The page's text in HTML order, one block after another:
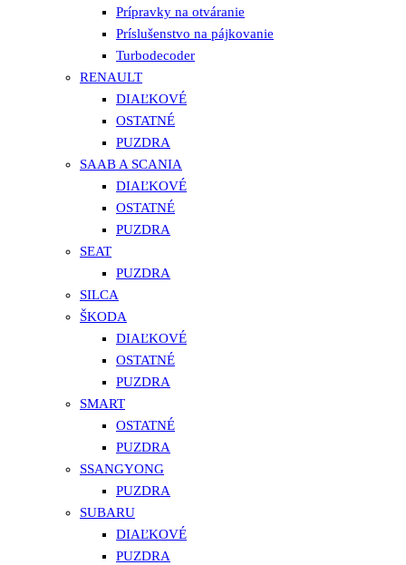
Prípravky na otváranie
Príslušenstvo na pájkovanie
Turbodecoder
RENAULT
DIAĽKOVÉ
OSTATNÉ
PUZDRA
SAAB A SCANIA
DIAĽKOVÉ
OSTATNÉ
PUZDRA
SEAT
PUZDRA
SILCA
ŠKODA
DIAĽKOVÉ
OSTATNÉ
PUZDRA
SMART
OSTATNÉ
PUZDRA
SSANGYONG
PUZDRA
SUBARU
DIAĽKOVÉ
PUZDRA